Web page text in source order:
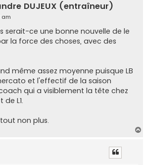
DUJEUX (entraîneur)
am
serait-ce une bonne nouvelle de le
la force des choses, avec des
même assez moyenne puisque LB
et l'effectif de la saison
qui a visiblement la tête chez
L1.
non plus.